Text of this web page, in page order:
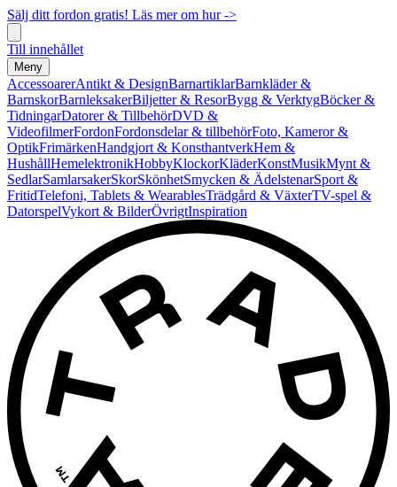
Sälj ditt fordon gratis! Läs mer om hur ->
Till innehållet
Meny
AccessoarerAntikt & DesignBarnartiklarBarnkläder &
BarnskorBarnleksakerBiljetter & ResorBygg & VerktygBöcker &
TidningarDatorer & TillbehörDVD &
VideofilmerFordonFordonsdelar & tillbehörFoto, Kameror &
OptikFrimärkenHandgjort & KonsthantverkHem &
HushållHemelektronikHobbyKlockorKläderKonstMusikMynt &
SedlarSamlarsakerSkorSkönhetSmycken & ÄdelstenarSport &
FritidTelefoni, Tablets & WearablesTrädgård & VäxterTV-spel &
DatorspelVykort & BilderÖvrigtInspiration